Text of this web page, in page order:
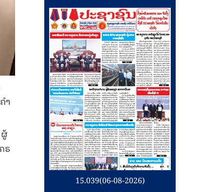
ຳ
ຣ
15.039(06-08-2026)